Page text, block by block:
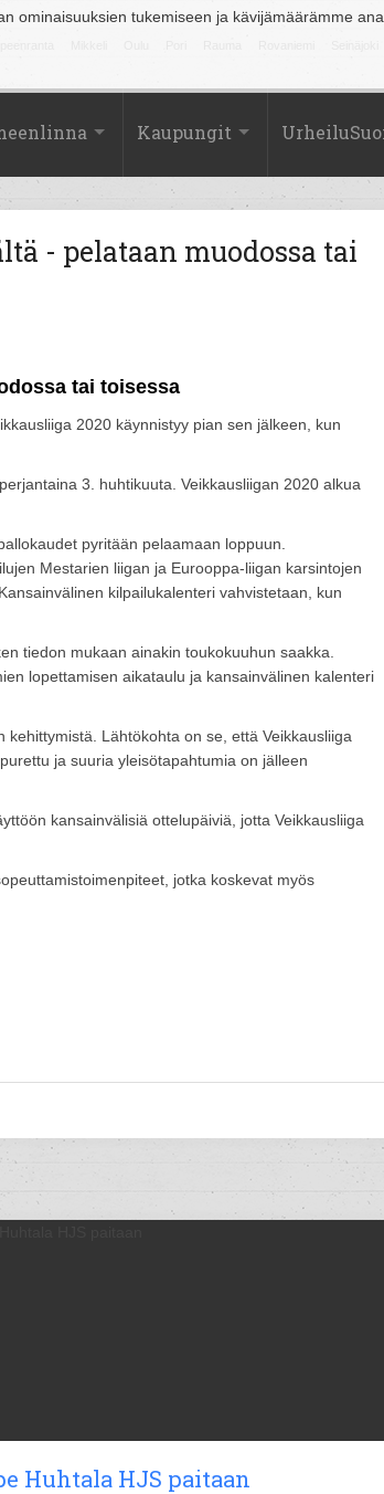
ominaisuuksien tukemiseen ja kävijämäärämme
Kaupungit
- pelataan muodossa tai
tai toisessa
2020 käynnistyy pian sen jälkeen, kun
3. huhtikuuta. Veikkausliigan 2020 alkua
pyritään pelaamaan loppuun.
Mestarien liigan ja Eurooppa-liigan karsintojen
kilpailukalenteri vahvistetaan, kun
tiedon mukaan ainakin toukokuuhun saakka.
lopettamisen aikataulu ja kansainvälinen kalenteri
Lähtökohta on se, että Veikkausliiga
ja suuria yleisötapahtumia on jälleen
kansainvälisiä ottelupäiviä, jotta Veikkausliiga
jotka koskevat myös
Huhtala HJS paitaan